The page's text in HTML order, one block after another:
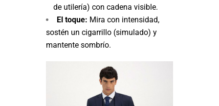
de utilería) con cadena visible.
El toque: Mira con intensidad,
sostén un cigarrillo (simulado) y
mantente sombrío.